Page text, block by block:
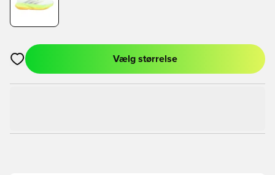
Åbner en Modal til at logge ind eller tilmelde dig som medlem
Vælg størrelse